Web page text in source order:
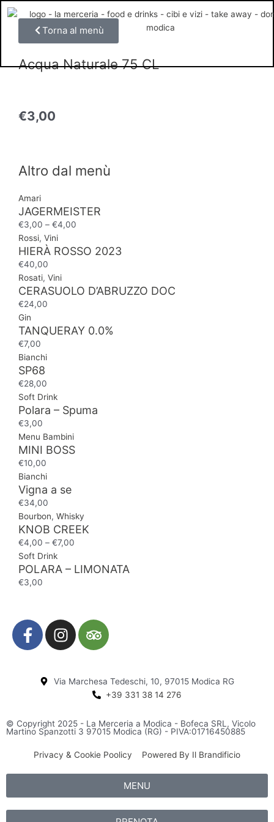
Vai
contenuto Torna al menù
Acqua Naturale 75 CL
€3,00
Altro dal menù
Amari
JAGERMEISTER
€3,00 – €4,00
Rossi, Vini
HIERÀ ROSSO 2023
€40,00
Rosati, Vini
CERASUOLO D’ABRUZZO DOC
€24,00
Gin
TANQUERAY 0.0%
€7,00
Bianchi
SP68
€28,00
Soft Drink
Polara – Spuma
€3,00
Menu Bambini
MINI BOSS
€10,00
Bianchi
Vigna a se
€34,00
Bourbon, Whisky
KNOB CREEK
€4,00 – €7,00
Soft Drink
POLARA – LIMONATA
€3,00
F
a
o
k
I
n
a
r
a
m
T
r
a
d
v
i
s
o
r
Via Marchesa Tedeschi, 10, 97015 Modica RG
+39 331 38 14 276
© Copyright 2025 - La Merceria a Modica - Bofeca SRL, Vicolo
Martino Spanzotti 3 97015 Modica (RG) - PIVA:01716450885
Privacy & Cookie Poolicy Powered By Il Brandificio
MENU